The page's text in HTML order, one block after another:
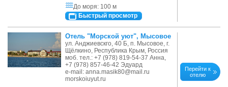
До моря: 100 м
Быстрый просмотр
Отель "Морской уют", Мысовое
ул. Анджиевскго, 40 Б, п. Мысовое, г.
Щёлкино, Республика Крым, Россия
моб. тел.: +7 (978) 819-54-37 Анна,
+7 (978) 857-46-42 Эдуард
е-mail: anna.masik80@mail.ru
morskoiuyut.ru
Перейти к
отелю